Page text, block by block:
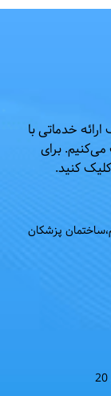
کیفیت، خلاقیت و رضایت مشتری فعالیت می‌کنیم. برای